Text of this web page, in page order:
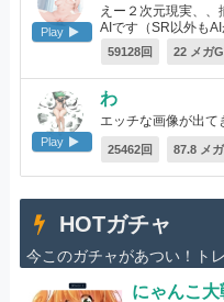
Play
えー２次元現実、
AIです（SR以外もAI
59128回 22 メガG
Play
わ
エッチな画像が出て
25462回 87.8 メ
HOTガチャ
今このガチャがあつい！ト
にゃんこ